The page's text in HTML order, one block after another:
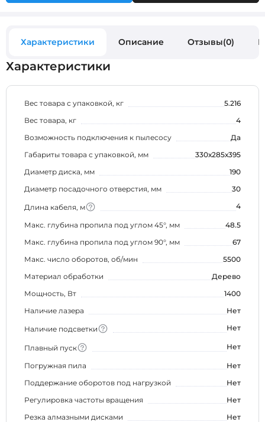
Характеристики Описание Отзывы(0)
Характеристики
Вес товара с упаковкой, кг
5.216
Вес товара, кг
4
Возможность подключения к пылесосу
Да
Габариты товара с упаковкой, мм
330х285х395
Диаметр диска, мм
190
Диаметр посадочного отверстия, мм
30
Длина кабеля, м 4
Макс. глубина пропила под углом 45°, мм
48.5
Макс. глубина пропила под углом 90°, мм
67
Макс. число оборотов, об/мин
5500
Материал обработки
Дерево
Мощность, Вт
1400
Наличие лазера
Нет
Наличие подсветки Нет
Плавный пуск Нет
Погружная пила
Нет
Поддержание оборотов под нагрузкой
Нет
Регулировка частоты вращения
Нет
Резка алмазными дисками
Нет